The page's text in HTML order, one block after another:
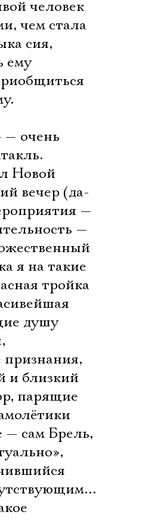
человек
чем стала
сия,
ему
очень
Новой
вечер (да-
—
—
я на такие
тройка
душу
признания,
и близкий
парящие
сам Брель,